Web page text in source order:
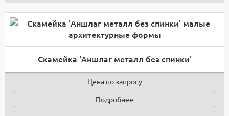
Скамейка 'Аншлаг металл без спинки'
Цена по запросу
Подробнее